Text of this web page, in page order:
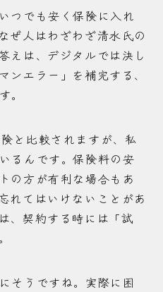
つでも安く保険に入れ
ぜ人はわざわざ清水氏の
えは、デジタルでは決し
ンエラー」を補完する、
。
と比較されますが、私
るんです。保険料の安
の方が有利な場合もあ
れてはいけないことがあ
、契約する時には「試
そうですね。実際に困